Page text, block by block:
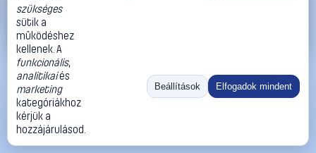
8 190 Ft
Kosárba
«
Méret:
Rendezés:
©2026
ThermoScope
Cégbemutató
szükséges
sütik a
működéshez
kellenek. A
funkcionális,
analitikaiés
marketing
kategóriákhoz
kérjük a
hozzájárulásod.
Beállítások Elfogadok mindent